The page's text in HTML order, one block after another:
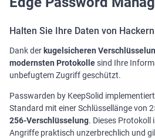
von Anmeldungen,
Hinweis:Passwarden ist auch
desMonoDefense
Halten Sie Ihre Daten von
Dank der kugelsicheren
modernsten Protokollesind Ihre
unbefugtem Zugriff geschützt.
Passwarden by KeepSolid
Standard mit einer Schlüssellänge von
256-Verschlüsselung. Dieses Protokoll
Angriffe praktisch unzerbrechlich und